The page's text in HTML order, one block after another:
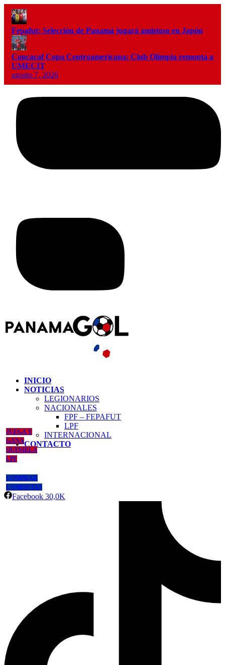
Fepafut: Selección de Panamá jugará amistoso en Japón
Concacaf Copa Centroamericana: Club Olimpia remonta a
UMECIT
agosto 7, 2026
INICIO
NOTICIAS
LEGIONARIOS
NACIONALES
FPF – FEPAFUT
LPF
INTERNACIONAL
CONTACTO
JUEGA Y
GANA
QUINIELA
LPF
COMPRAR
CAMISETAS
Facebook 30,0K